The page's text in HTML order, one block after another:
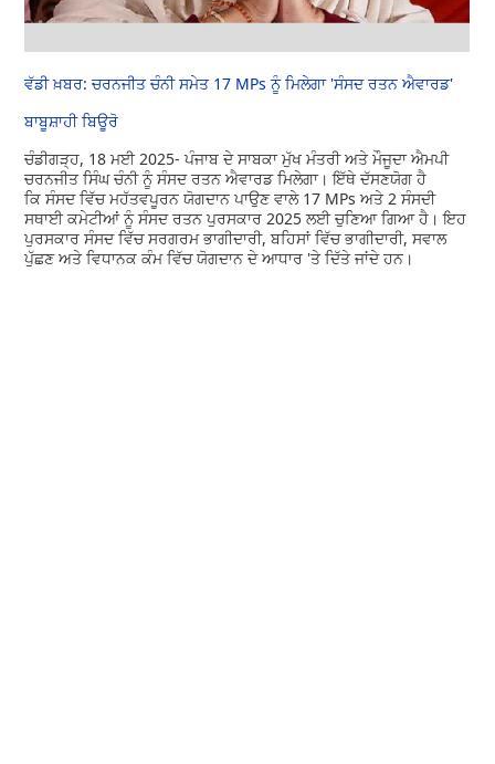
ਵੱਡੀ ਖ਼ਬਰ: ਚਰਨਜੀਤ ਚੰਨੀ ਸਮੇਤ 17 MPs ਨੂੰ ਮਿਲੇਗਾ 'ਸੰਸਦ ਰਤਨ ਐਵਾਰਡ'
ਬਾਬੂਸ਼ਾਹੀ ਬਿਊਰੋ
ਚੰਡੀਗੜ੍ਹ, 18 ਮਈ 2025- ਪੰਜਾਬ ਦੇ ਸਾਬਕਾ ਮੁੱਖ ਮੰਤਰੀ ਅਤੇ ਮੌਜੂਦਾ ਐਮਪੀ
ਚਰਨਜੀਤ ਸਿੰਘ ਚੰਨੀ ਨੂੰ ਸੰਸਦ ਰਤਨ ਐਵਾਰਡ ਮਿਲੇਗਾ। ਇੱਥੇ ਦੱਸਣਯੋਗ ਹੈ
ਕਿ ਸੰਸਦ ਵਿੱਚ ਮਹੱਤਵਪੂਰਨ ਯੋਗਦਾਨ ਪਾਉਣ ਵਾਲੇ 17 MPs ਅਤੇ 2 ਸੰਸਦੀ
ਸਥਾਈ ਕਮੇਟੀਆਂ ਨੂੰ ਸੰਸਦ ਰਤਨ ਪੁਰਸਕਾਰ 2025 ਲਈ ਚੁਣਿਆ ਗਿਆ ਹੈ। ਇਹ
ਪੁਰਸਕਾਰ ਸੰਸਦ ਵਿੱਚ ਸਰਗਰਮ ਭਾਗੀਦਾਰੀ, ਬਹਿਸਾਂ ਵਿੱਚ ਭਾਗੀਦਾਰੀ, ਸਵਾਲ
ਪੁੱਛਣ ਅਤੇ ਵਿਧਾਨਕ ਕੰਮ ਵਿੱਚ ਯੋਗਦਾਨ ਦੇ ਆਧਾਰ 'ਤੇ ਦਿੱਤੇ ਜਾਂਦੇ ਹਨ।